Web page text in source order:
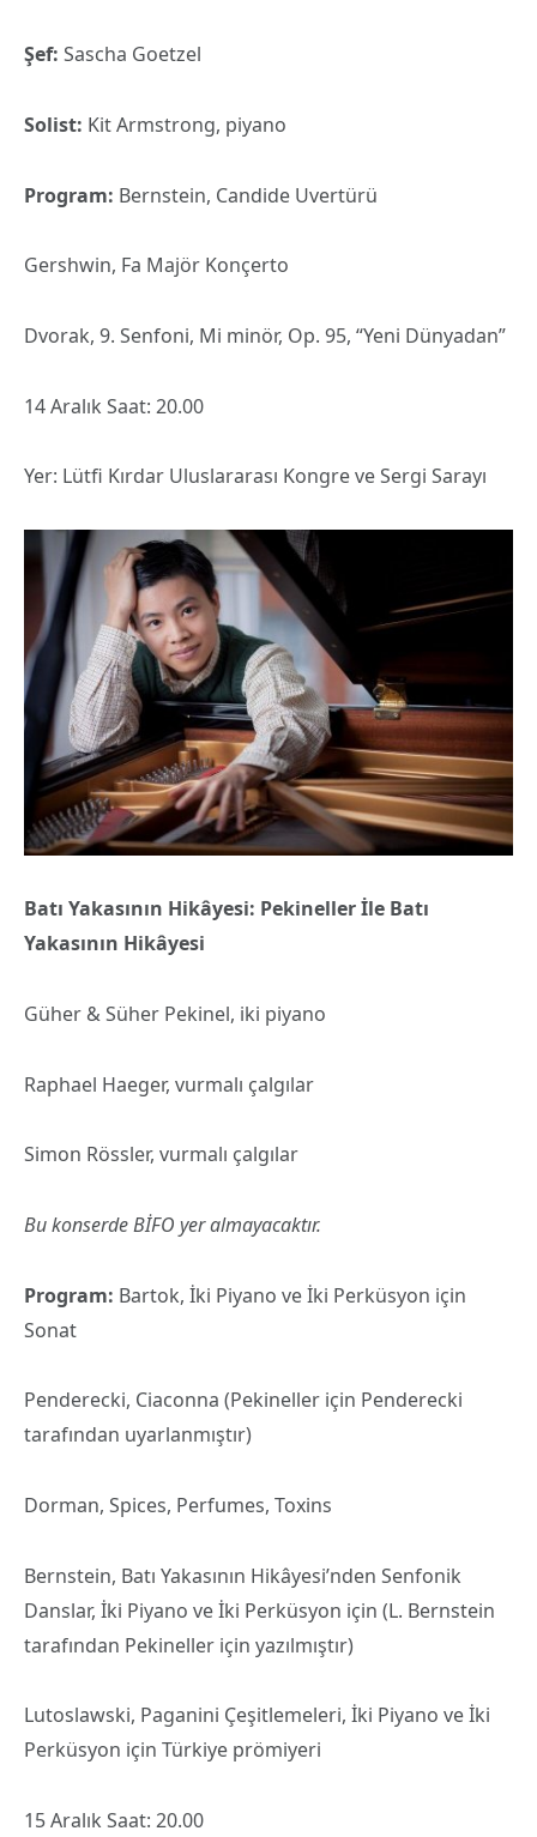
Şef: Sascha Goetzel
Solist: Kit Armstrong, piyano
Program: Bernstein, Candide Uvertürü
Gershwin, Fa Majör Konçerto
Dvorak, 9. Senfoni, Mi minör, Op. 95, “Yeni Dünyadan”
14 Aralık Saat: 20.00
Yer: Lütfi Kırdar Uluslararası Kongre ve Sergi Sarayı
Batı Yakasının Hikâyesi: Pekineller İle Batı
Yakasının Hikâyesi
Güher & Süher Pekinel, iki piyano
Raphael Haeger, vurmalı çalgılar
Simon Rössler, vurmalı çalgılar
Bu konserde BİFO yer almayacaktır.
Program: Bartok, İki Piyano ve İki Perküsyon için
Sonat
Penderecki, Ciaconna (Pekineller için Penderecki
tarafından uyarlanmıştır)
Dorman, Spices, Perfumes, Toxins
Bernstein, Batı Yakasının Hikâyesi’nden Senfonik
Danslar, İki Piyano ve İki Perküsyon için (L. Bernstein
tarafından Pekineller için yazılmıştır)
Lutoslawski, Paganini Çeşitlemeleri, İki Piyano ve İki
Perküsyon için Türkiye prömiyeri
15 Aralık Saat: 20.00